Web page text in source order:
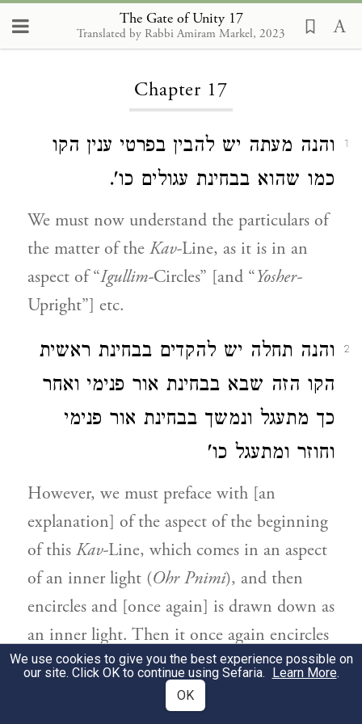
The Gate of Unity 17
Translated by Rabbi Amiram Markel, 2023
Loading...
Chapter 17
1
והנה מעתה יש להבין בפרטי ענין הקו
כמו שהוא בבחינת עגולים כו'.
We must now understand the particulars of
the matter of the Kav-Line, as it is in an
aspect of “Igullim-Circles” [and “Yosher-
Upright”] etc.
2
והנה תחלה יש להקדים בבחינת ראשית
הקו הזה שבא בבחינת אור פנימי ואחר
כך מתעגל ונמשך בבחינת אור פנימי
וחוזר ומתעגל כו'
However, we must preface with [an
explanation] of the aspect of the beginning
of this Kav-Line, which comes in an aspect
of an inner light (Ohr Pnimi), and then
encircles and [once again] is drawn down as
an inner light. Then it once again encircles
etc.
ומבואר בעץ חיים שבבחינת עשר
We use cookies to give you the best experience possible on
our site. Click OK to continue using Sefaria. Learn More.
OK